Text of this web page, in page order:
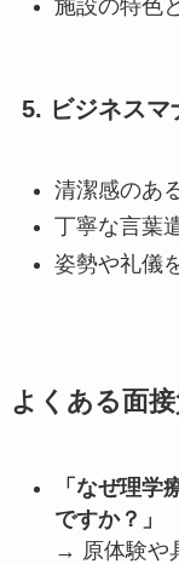
施設の特色
5. ビジネスマ
清潔感のあ
丁寧な言葉
姿勢や礼儀
よくある面
「なぜ理学
ですか？」
→ 原体験や